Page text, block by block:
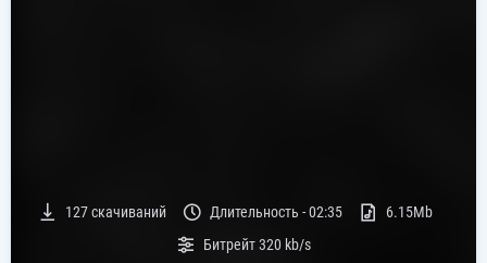
127скачиваний Длительность -02:35
6.15Mb
Битрейт320 kb/s